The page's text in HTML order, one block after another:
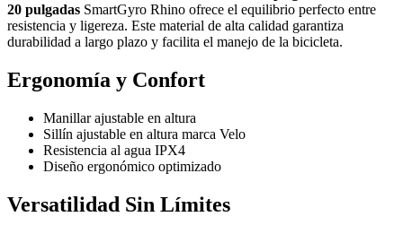
20 pulgadas SmartGyro Rhino ofrece el equilibrio perfecto entre
resistencia y ligereza. Este material de alta calidad garantiza
durabilidad a largo plazo y facilita el manejo de la bicicleta.
Ergonomía y Confort
Manillar ajustable en altura
Sillín ajustable en altura marca Velo
Resistencia al agua IPX4
Diseño ergonómico optimizado
Versatilidad Sin Límites